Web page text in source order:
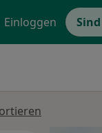
Einloggen